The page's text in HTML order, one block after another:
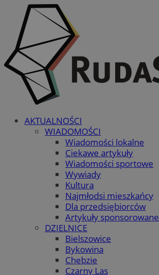
AKTUALNOŚCI
WIADOMOŚCI
Wiadomości lokalne
Ciekawe artykuły
Wiadomości sportowe
Wywiady
Kultura
Najmłodsi mieszkańcy
Dla przedsiębiorców
Artykuły sponsorowane
DZIELNICE
Bielszowice
Bykowina
Chebzie
Czarny Las